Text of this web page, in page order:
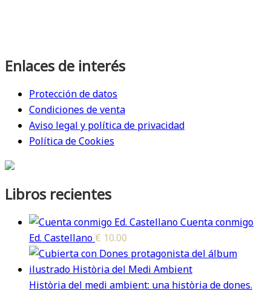
Enlaces de interés
Protección de datos
Condiciones de venta
Aviso legal y política de privacidad
Política de Cookies
Libros recientes
Cuenta conmigo
Ed. Castellano € 10.00
Història del medi ambient: una història de dones.